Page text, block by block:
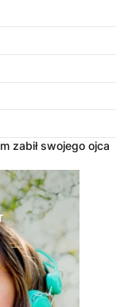
zabił swojego ojca